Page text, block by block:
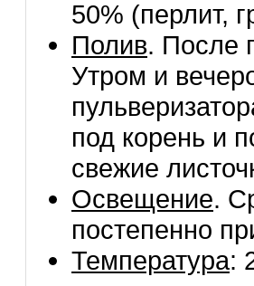
50% (перлит,
Полив. После
Утром и
под корень и
свежие
Освещение.
постепенно
Температура: